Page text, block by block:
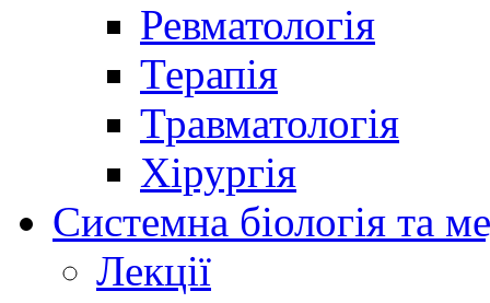
Ревматологія
Терапія
Травматологія
Хірургія
Системна біологія та
Лекції